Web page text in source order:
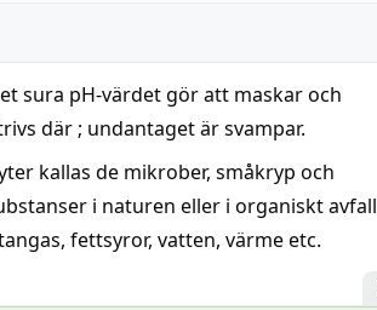
sura pH-värdet gör att maskar och
där ; undantaget är svampar.
kallas de mikrober, småkryp och
i naturen eller i organiskt avfall
fettsyror, vatten, värme etc.